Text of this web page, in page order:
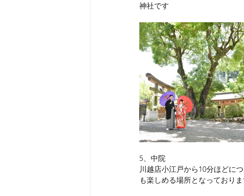
神社です
5、中院
川越店小江戸から10分ほどに
も楽しめる場所となっておりま